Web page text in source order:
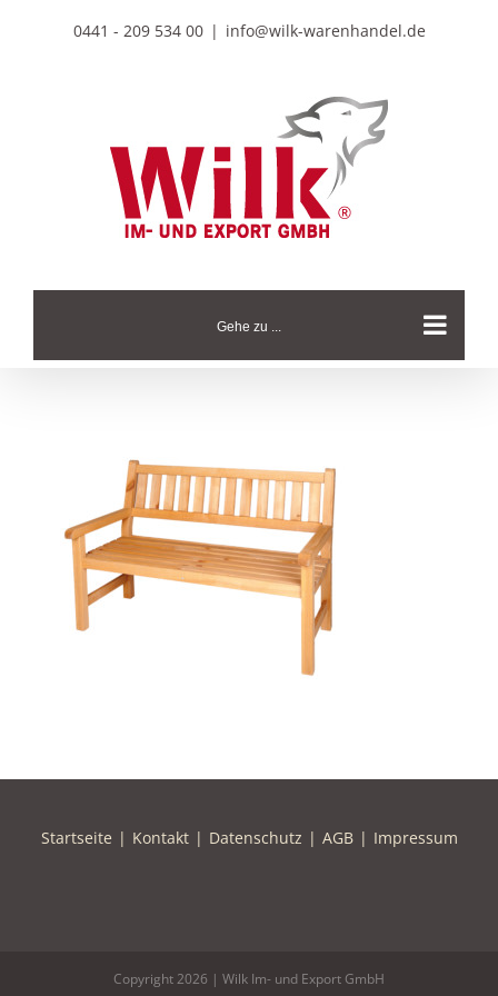
0441 - 209 534 00 | info@wilk-warenhandel.de
Gehe zu ...
Startseite Kontakt Datenschutz AGB Impressum
Copyright2026 | Wilk Im- und Export GmbH